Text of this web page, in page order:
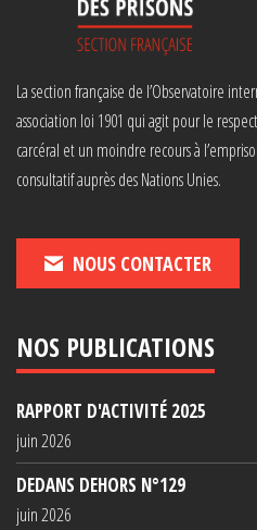
La section française de l’Observatoire
association loi 1901 qui agit pour le
carcéral et un moindre recours à
consultatif auprès des Nations Unies.
NOUS CONTACTER
NOS PUBLICATIONS
RAPPORT D'ACTIVITÉ 2025
juin 2026
DEDANS DEHORS N°129
juin 2026